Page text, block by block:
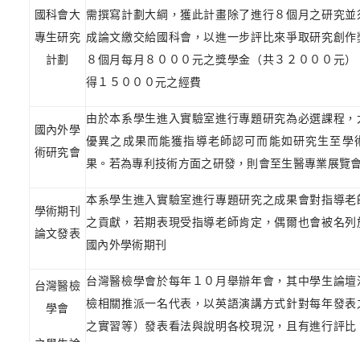
國科會大
專生研究
計劃
需撰寫計劃大綱，獲此計畫除了進行８個月之研究
成論文繳交給國科會，以進一步評比來爭取研究創
８個月每月８０００元之獎學金（共３２０００元
得１５０００元之經費
國內外學
術研究會
由於本系學生進入實驗室進行專題研究為必選課程
優異之成果而能獲指導老師認可而能如研究生至學
果。若為專利技術方面之研發，則會至生醫專業展覽
學術期刊
論文發表
本系學生進入實驗室進行專題研究之成果會對指導
之貢獻，若期表現受指導老師肯定，偶爾也會被名
國內外學術期刊
台灣醫檢
學會
台灣醫檢學會於每年１０月舉辦年會，其中學生論
檢相關推派一名代表，以英語演講方式針對每年發
之實習等）發表看法與說明各校現況，且有進行評